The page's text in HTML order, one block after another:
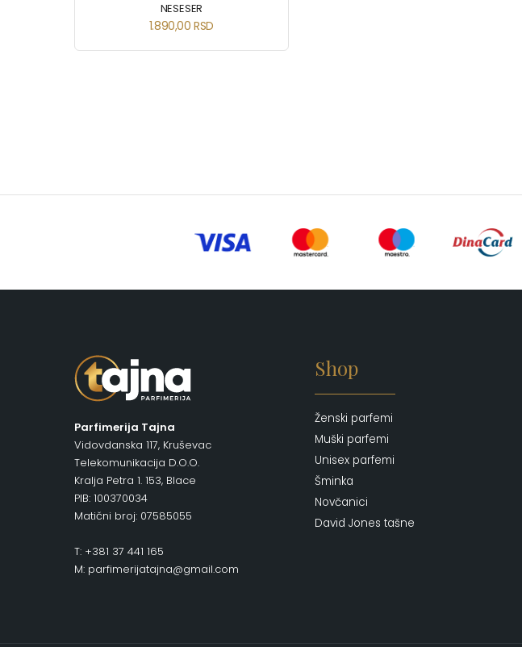
NESESER
1.890,00RSD
Parfimerija Tajna
Vidovdanska 117, Kruševac
Telekomunikacija D.O.O.
Kralja Petra 1. 153, Blace
PIB: 100370034
Matični broj: 07585055
T: +381 37 441 165
M: parfimerijatajna@gmail.com
Shop
Ženski parfemi
Muški parfemi
Unisex parfemi
Šminka
Novčanici
David Jones tašne